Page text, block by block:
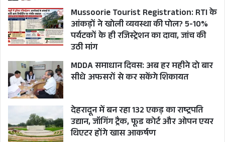
Mussoorie Tourist Registration: RTI के
आंकड़ों ने खोली व्यवस्था की पोल? 5-10%
पर्यटकों के ही रजिस्ट्रेशन का दावा, जांच की
उठी मांग
MDDA समाधान दिवस: अब हर महीने दो बार
सीधे अफसरों से कर सकेंगे शिकायत
देहरादून में बन रहा 132 एकड़ का राष्ट्रपति
उद्यान, जॉगिंग ट्रैक, फूड कोर्ट और ओपन एयर
थिएटर होंगे खास आकर्षण